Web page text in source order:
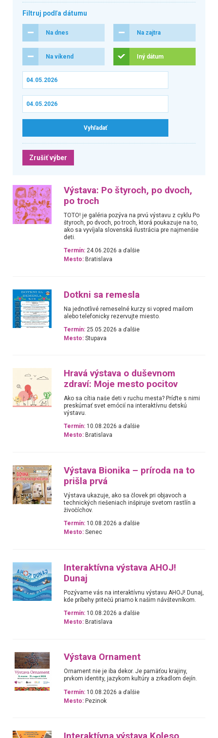
Filtruj podľa dátumu
Na dnes Na zajtra
Na víkend Iný dátum
Zrušiť výber
Výstava: Po štyroch, po dvoch,
po troch
TOTO! je galéria pozýva na prvú výstavu z cyklu Po
štyroch, po dvoch, po troch, ktorá poukazuje na to,
ako sa vyvíjala slovenská ilustrácia pre najmenšie
deti.
Termín: 24.06.2026 a ďalšie
Mesto: Bratislava
Dotkni sa remesla
Na jednotlivé remeselné kurzy si vopred mailom
alebo telefonicky rezervujte miesto.
Termín: 25.05.2026 a ďalšie
Mesto: Stupava
Hravá výstava o duševnom
zdraví: Moje mesto pocitov
Ako sa cítia naše deti v ruchu mesta? Príďte s nimi
preskúmať svet emócií na interaktívnu detskú
výstavu.
Termín: 10.08.2026 a ďalšie
Mesto: Bratislava
Výstava Bionika – príroda na to
prišla prvá
Výstava ukazuje, ako sa človek pri objavoch a
technických riešeniach inšpiruje svetom rastlín a
živočíchov.
Termín: 10.08.2026 a ďalšie
Mesto: Senec
Interaktívna výstava AHOJ!
Dunaj
Pozývame vás na interaktívnu výstavu AHOJ! Dunaj,
kde príbehy pritečú priamo k našim návštevníkom.
Termín: 10.08.2026 a ďalšie
Mesto: Bratislava
Výstava Ornament
Ornament nie je iba dekor. Je pamäťou krajiny,
prvkom identity, jazykom kultúry a zrkadlom dejín.
Termín: 10.08.2026 a ďalšie
Mesto: Pezinok